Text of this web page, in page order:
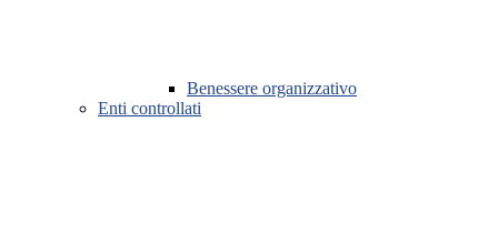
Benessere organizzativo
Enti controllati